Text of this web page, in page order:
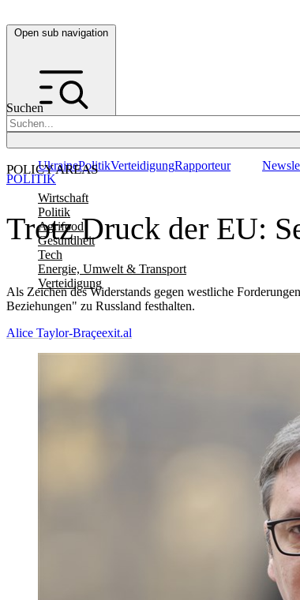
Open sub navigation
Suchen
POLICY AREAS
Wirtschaft
Politik
Agrifood
Gesundheit
Tech
Energie, Umwelt & Transport
Verteidigung
UkrainePolitikVerteidigungRapporteur
Trotz Druck der EU:
Als Zeichen des Widerstands gegen westliche
Beziehungen" zu Russland festhalten.
POLITIK
Alice Taylor-Braçeexit.al